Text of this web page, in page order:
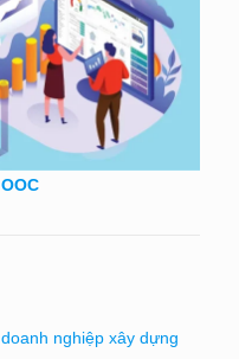
nghiệp xây dựng